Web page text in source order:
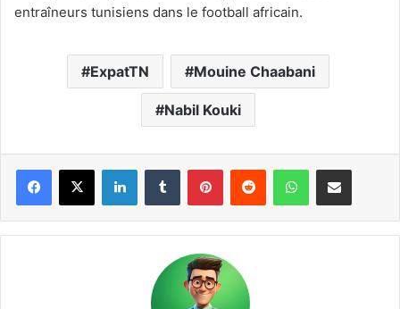
entraîneurs tunisiens dans le football africain.
ExpatTN Mouine Chaabani
Nabil Kouki
LinkedinTumblr PinterestReddit WhatsAppPartager par email